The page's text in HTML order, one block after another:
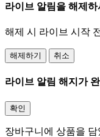
라이브 알림을 해제
해제 시 라이브 시작
해제하기 취소
라이브 알림 해지가
확인
장바구니에 상품을 담